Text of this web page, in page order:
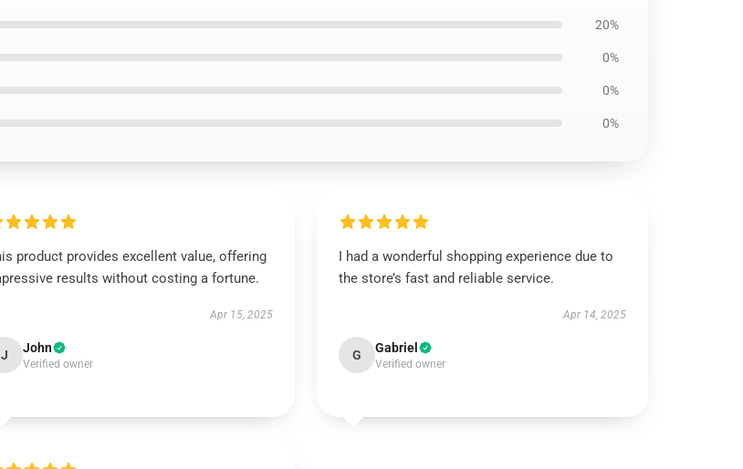
20%
0%
0%
0%
product provides excellent value, offering
results without costing a fortune.
Apr 15, 2025
J John
Verified owner
I had a wonderful shopping experience due to
the store’s fast and reliable service.
Apr 14, 2025
G Gabriel
Verified owner